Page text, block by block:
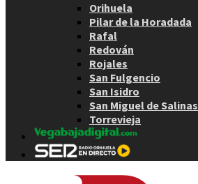
Orihuela
Pilar de la Horadada
Rafal
Redován
Rojales
San Fulgencio
San Isidro
San Miguel de Salinas
Torrevieja